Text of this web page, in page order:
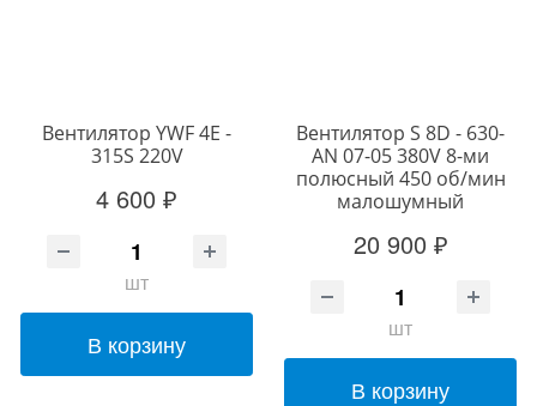
Вентилятор YWF 4E -
315S 220V
4 600 ₽
шт
В корзину
Вентилятор S 8D - 630-
AN 07-05 380V 8-ми
полюсный 450 об/мин
малошумный
20 900 ₽
шт
В корзину